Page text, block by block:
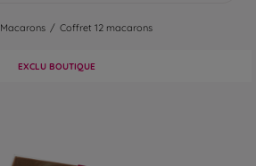
Macarons / Coffret 12 macarons
EXCLU BOUTIQUE